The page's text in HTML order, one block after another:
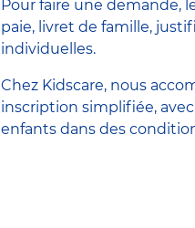
Pour faire une demande,
paie, livret de famille,
individuelles.
Chez Kidscare, nous
inscription simplifiée,
enfants dans des